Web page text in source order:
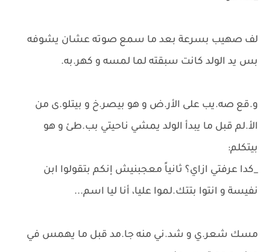
لف صهيب بسرعة بعد ما سمع صوته عشان يشوفه
بس يد الولد كانت سبقته لما لمسه و كهر.به.
و.قع صه.يب على الأر.ض و هو بيصر.خ و بيتلو.ى من
الأ.لم قبل ما يبدأ الولد يمشي ناحيتي بب.طئ و هو
بيتكلم:
_كدا عرفتي ازاي؟ ثانياً معجبنيش إنكم بتقولوا ابن
نفيسة و انتوا بتتك.لموا عليا، أنا ليا اسم...
مسك شعر.ي و شد.ني منه جا.مد قبل ما يهمس في